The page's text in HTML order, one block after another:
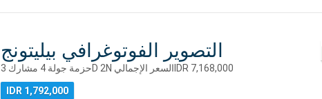
التصوير الفوتوغرافي بيليتونج
حزمة جولة 4 مشارك 3D 2N السعر الإجماليIDR 7,168,000
IDR 1,792,000